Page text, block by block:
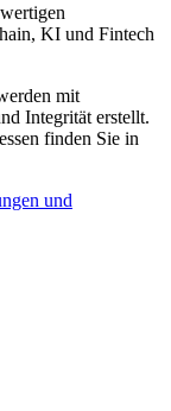
KI und Fintech
mit
Integrität erstellt.
finden Sie in
und